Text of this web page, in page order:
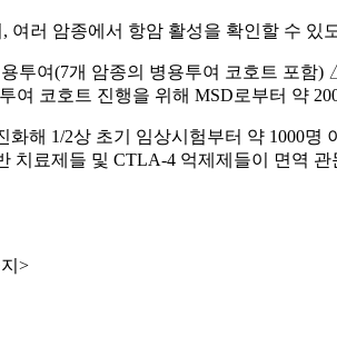
러 암종에서 항암 활성을 확인할 수 있
투여(7개 암종의 병용투여 코호트 포
코호트 진행을 위해 MSD로부터 약
해 1/2상 초기 임상시험부터 약 1000
료제들 및 CTLA-4 억제제들이 면역
>